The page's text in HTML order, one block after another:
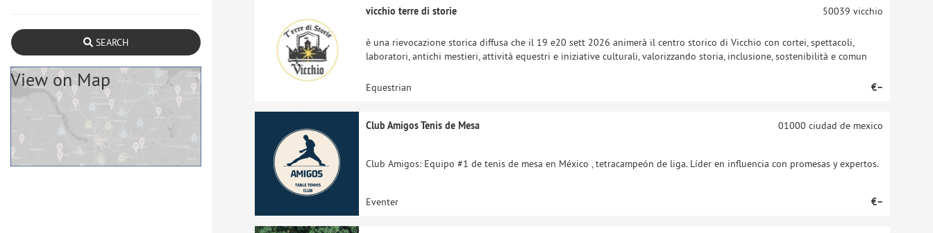
SEARCH
View on Map
vicchio terre di storie
è una rievocazione storica diffusa che il 19 e20 sett 2026 animerà il centro storico di Vicchio con cortei, spettacoli,
laboratori, antichi mestieri, attività equestri e iniziative culturali, valorizzando storia, inclusione, sostenibilità e comun
50039 vicchio
Equestrian €–
Club Amigos Tenis de Mesa
Club Amigos: Equipo #1 de tenis de mesa en México , tetracampeón de liga. Líder en influencia con promesas y expertos.
01000 ciudad de mexico
Eventer €–